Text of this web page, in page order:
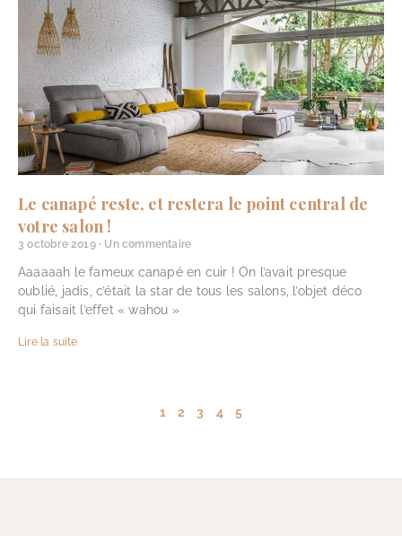
Le canapé reste, et restera le point central de
votre salon !
3 octobre 2019 Un commentaire
Aaaaaah le fameux canapé en cuir ! On l’avait presque
oublié, jadis, c’était la star de tous les salons, l’objet déco
qui faisait l’effet « wahou »
Lire la suite
1 2 3 4 5